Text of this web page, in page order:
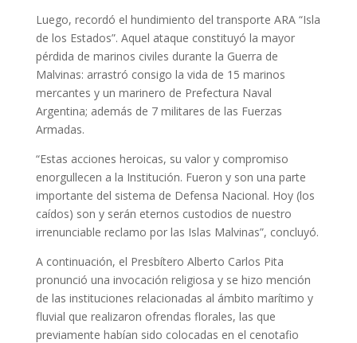
Luego, recordó el hundimiento del transporte ARA “Isla
de los Estados”. Aquel ataque constituyó la mayor
pérdida de marinos civiles durante la Guerra de
Malvinas: arrastró consigo la vida de 15 marinos
mercantes y un marinero de Prefectura Naval
Argentina; además de 7 militares de las Fuerzas
Armadas.
“Estas acciones heroicas, su valor y compromiso
enorgullecen a la Institución. Fueron y son una parte
importante del sistema de Defensa Nacional. Hoy (los
caídos) son y serán eternos custodios de nuestro
irrenunciable reclamo por las Islas Malvinas”, concluyó.
A continuación, el Presbítero Alberto Carlos Pita
pronunció una invocación religiosa y se hizo mención
de las instituciones relacionadas al ámbito marítimo y
fluvial que realizaron ofrendas florales, las que
previamente habían sido colocadas en el cenotafio